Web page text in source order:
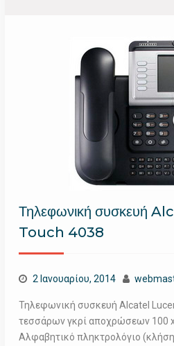
Τηλεφωνική συσκευή
Touch 4038
2 Ιανουαρίου, 2014
Τηλεφωνική συσκευή Alcatel
τεσσάρων γκρί αποχρώσεων 100
Αλφαβητικό πληκτρολόγιο